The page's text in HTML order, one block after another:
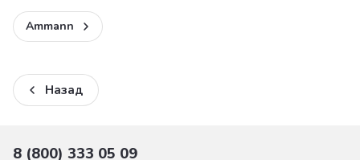
Ammann
Назад
8 (800) 333 05 09